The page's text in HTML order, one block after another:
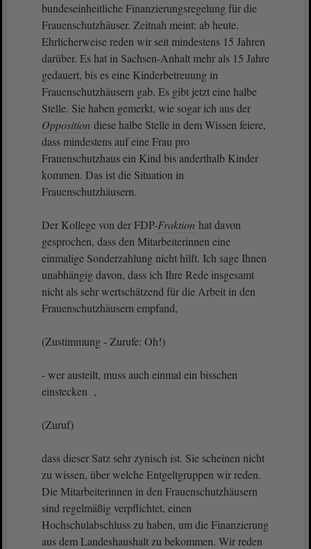
bundeseinheitliche Finanzierungsregelung für die
Frauenschutzhäuser. Zeitnah meint: ab heute.
Ehrlicherweise reden wir seit mindestens 15 Jahren
darüber. Es hat in Sachsen-Anhalt mehr als 15 Jahre
gedauert, bis es eine Kinderbetreuung in
Frauenschutzhäusern gab. Es gibt jetzt eine halbe
Stelle. Sie haben gemerkt, wie sogar ich aus der
Opposition diese halbe Stelle in dem Wissen feiere,
dass mindestens auf eine Frau pro
Frauenschutzhaus ein Kind bis anderthalb Kinder
kommen. Das ist die Situation in
Frauenschutzhäusern.
Der Kollege von der FDP-Fraktion hat davon
gesprochen, dass den Mitarbeiterinnen eine
einmalige Sonderzahlung nicht hilft. Ich sage Ihnen
unabhängig davon, dass ich Ihre Rede insgesamt
nicht als sehr wertschätzend für die Arbeit in den
Frauenschutzhäusern empfand,
(Zustimmung - Zurufe: Oh!)
- wer austeilt, muss auch einmal ein bisschen
einstecken ,
(Zuruf)
dass dieser Satz sehr zynisch ist. Sie scheinen nicht
zu wissen, über welche Entgeltgruppen wir reden.
Die Mitarbeiterinnen in den Frauenschutzhäusern
sind regelmäßig verpflichtet, einen
Hochschulabschluss zu haben, um die Finanzierung
aus dem Landeshaushalt zu bekommen. Wir reden